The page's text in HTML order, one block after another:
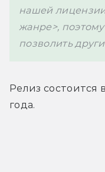
нашей
жанре>,
позволить
Релиз состоится
года.